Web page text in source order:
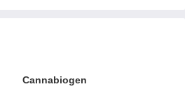
Cannabiogen